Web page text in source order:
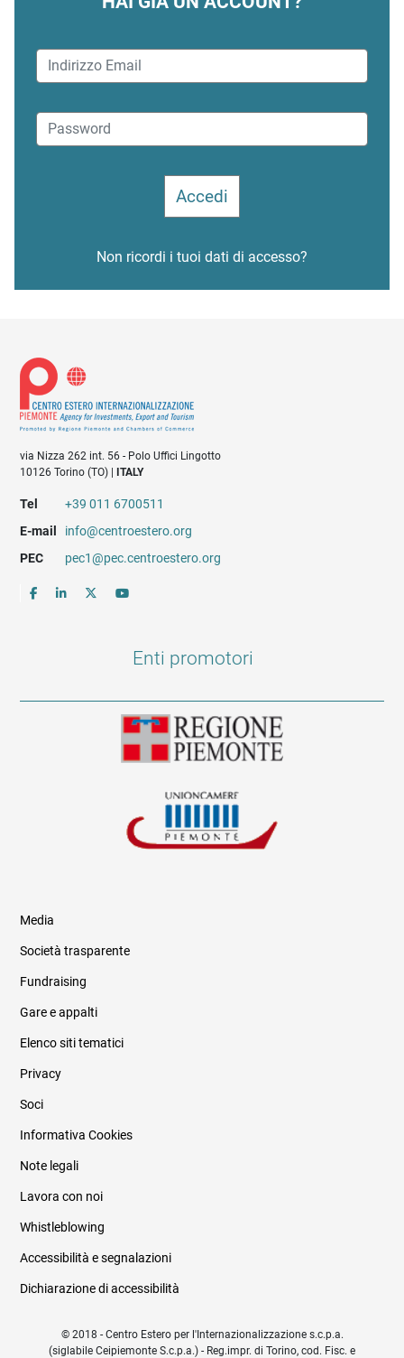
Non ricordi i tuoi dati di accesso?
via Nizza 262 int. 56 - Polo Uffici Lingotto
10126 Torino (TO) |ITALY
Tel
+39 011 6700511
E-mail
info@centroestero.org
PEC
pec1@pec.centroestero.org
Enti promotori
Informazioni legali e trasparenza
Media
Società trasparente
Fundraising
Gare e appalti
Elenco siti tematici
Privacy
Soci
Informativa Cookies
Note legali
Lavora con noi
Whistleblowing
Accessibilità e segnalazioni
Dichiarazione di accessibilità
© 2018 - Centro Estero per l'Internazionalizzazione s.c.p.a.
(siglabile Ceipiemonte S.c.p.a.) - Reg.impr. di Torino, cod. Fisc. e